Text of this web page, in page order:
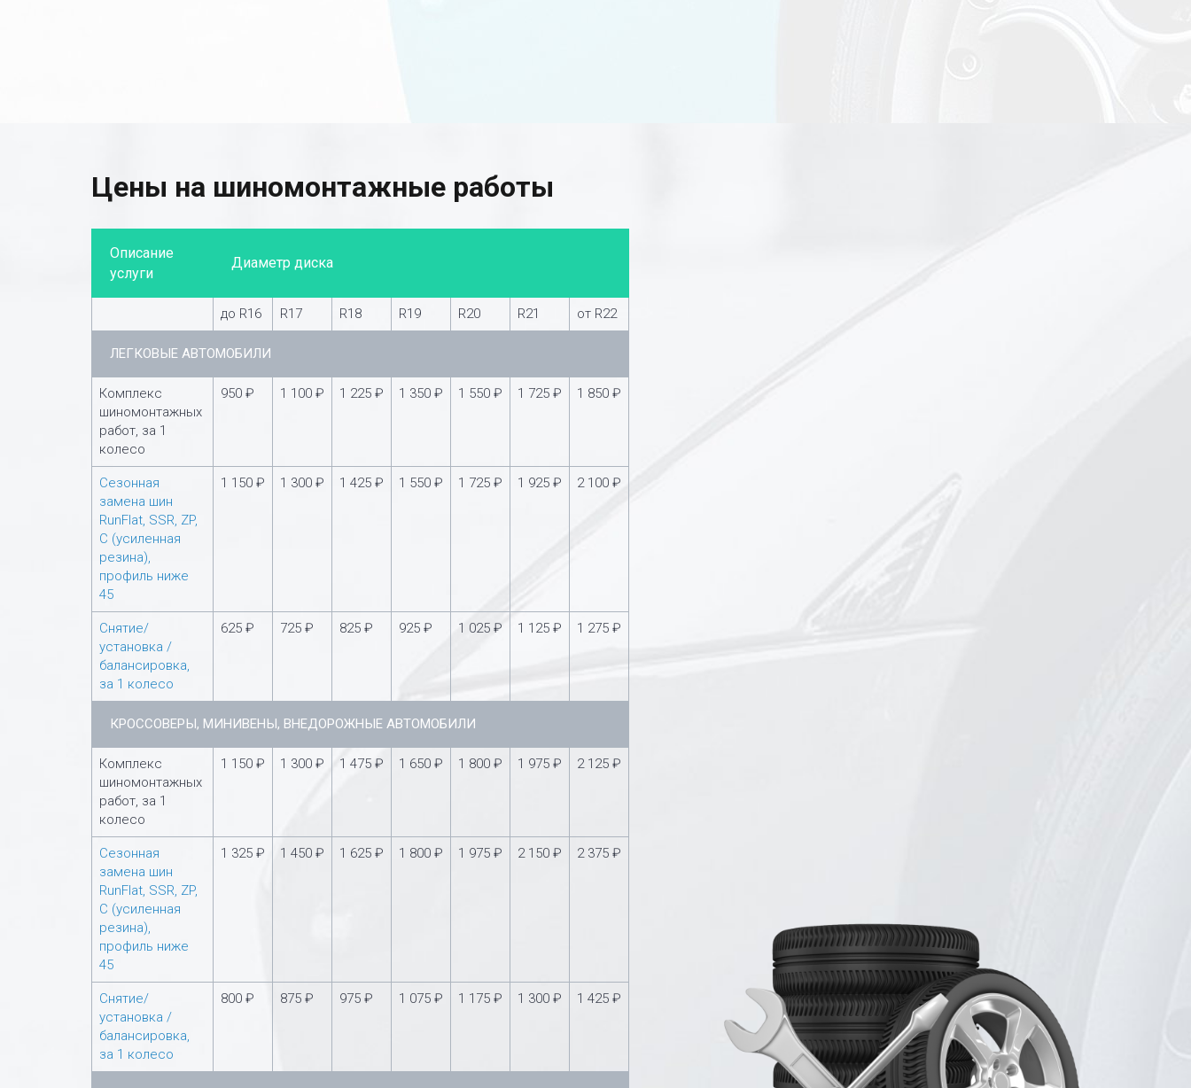
Цены на шиномонтажные работы
Описание
услуги
Диаметр диска
до R16 R17 R18 R19 R20 R21 от R22
ЛЕГКОВЫЕ АВТОМОБИЛИ
Комплекс
шиномонтажных
работ, за 1
колесо
950 ₽ 1 100 ₽ 1 225 ₽ 1 350 ₽ 1 550 ₽ 1 725 ₽ 1 850 ₽
Сезонная
замена шин
RunFlat, SSR, ZP,
С (усиленная
резина),
профиль ниже
45
1 150 ₽ 1 300 ₽ 1 425 ₽ 1 550 ₽ 1 725 ₽ 1 925 ₽ 2 100 ₽
Снятие/
установка /
балансировка,
за 1 колесо
625 ₽ 725 ₽ 825 ₽ 925 ₽ 1 025 ₽ 1 125 ₽ 1 275 ₽
КРОССОВЕРЫ, МИНИВЕНЫ, ВНЕДОРОЖНЫЕ АВТОМОБИЛИ
Комплекс
шиномонтажных
работ, за 1
колесо
1 150 ₽ 1 300 ₽ 1 475 ₽ 1 650 ₽ 1 800 ₽ 1 975 ₽ 2 125 ₽
Сезонная
замена шин
RunFlat, SSR, ZP,
С (усиленная
резина),
профиль ниже
45
1 325 ₽ 1 450 ₽ 1 625 ₽ 1 800 ₽ 1 975 ₽ 2 150 ₽ 2 375 ₽
Снятие/
установка /
балансировка,
за 1 колесо
800 ₽ 875 ₽ 975 ₽ 1 075 ₽ 1 175 ₽ 1 300 ₽ 1 425 ₽